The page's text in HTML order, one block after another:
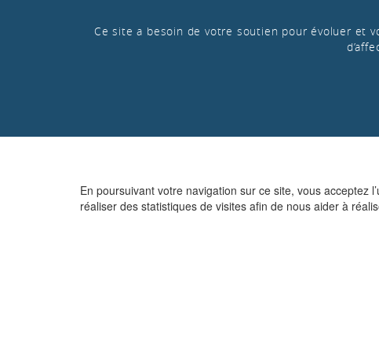
En poursuivant votre navigation sur ce site, vous acceptez
réaliser des statistiques de visites afin de nous aider à
Ce site a besoin de votre soutien pour évoluer et